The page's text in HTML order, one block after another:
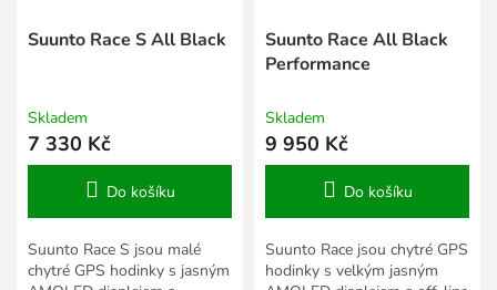
Suunto Race S All Black
Skladem
7 330 Kč
Do košíku
Suunto Race S jsou malé
chytré GPS hodinky s jasným
Suunto Race All Black
Performance
Skladem
9 950 Kč
Do košíku
Suunto Race jsou chytré GPS
hodinky s velkým jasným